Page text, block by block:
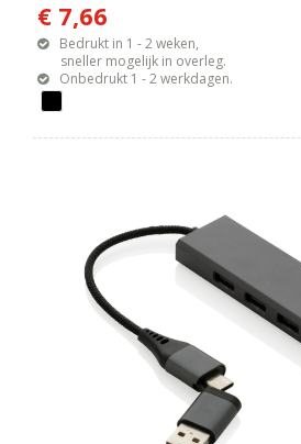
€ 7,66
Bedrukt in 1 - 2 weken,
sneller mogelijk in overleg.
Onbedrukt 1 - 2 werkdagen.